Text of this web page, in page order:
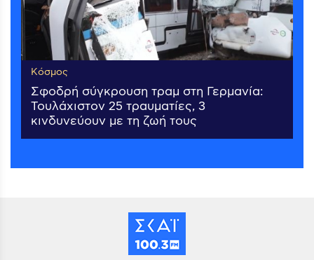
Κόσμος
Σφοδρή σύγκρουση τραμ στη Γερμανία:
Τουλάχιστον 25 τραυματίες, 3
κινδυνεύουν με τη ζωή τους